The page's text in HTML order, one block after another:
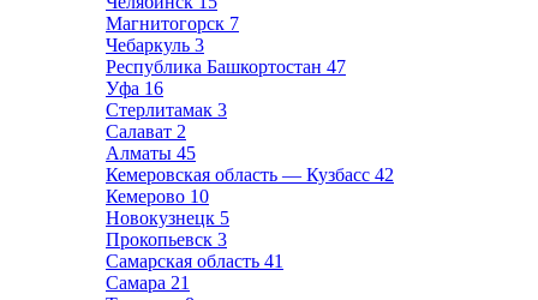
Магнитогорск 7
Чебаркуль 3
Республика Башкортостан 47
Уфа 16
Стерлитамак 3
Салават 2
Алматы 45
Кемеровская область — Кузбасс 42
Кемерово 10
Новокузнецк 5
Прокопьевск 3
Самарская область 41
Самара 21